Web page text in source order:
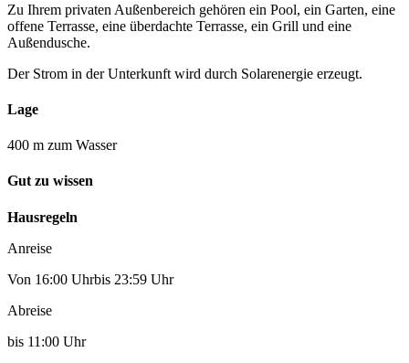
Zu Ihrem privaten Außenbereich gehören ein Pool, ein Garten, eine
offene Terrasse, eine überdachte Terrasse, ein Grill und eine
Außendusche.
Der Strom in der Unterkunft wird durch Solarenergie erzeugt.
Lage
400 m zum Wasser
Gut zu wissen
Hausregeln
Anreise
Von 16:00 Uhrbis 23:59 Uhr
Abreise
bis 11:00 Uhr